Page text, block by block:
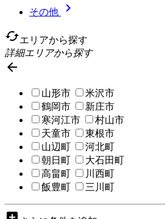
その他

cachedエリアから探す
詳細エリアから探す

山形市
米沢市
鶴岡市
新庄市
寒河江市
村山市
天童市
東根市
山辺町
河北町
朝日町
大石田町
高畠町
川西町
飯豊町
三川町